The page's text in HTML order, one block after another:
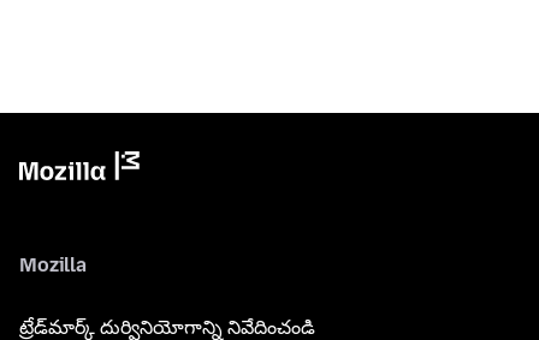
Mozilla
ట్రేడ్‌మార్క్ దుర్వినియోగాన్ని నివేదించండి